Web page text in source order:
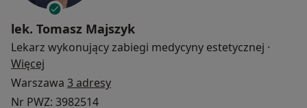
lek. Tomasz Majszyk
Lekarz wykonujący zabiegi medycyny estetycznej ·
Więcej
Warszawa 3 adresy
Nr PWZ: 3982514